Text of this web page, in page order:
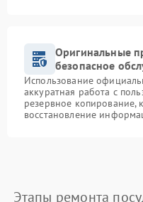
Оригинальные
безопасное
Использование
аккуратная работа с
резервное копирование,
восстановление
Этапы ремонта